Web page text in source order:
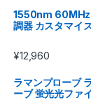
1550nm 60MHz
調器 カスタマイ
¥12,960
ラマンプローブ
ーブ 蛍光光ファ